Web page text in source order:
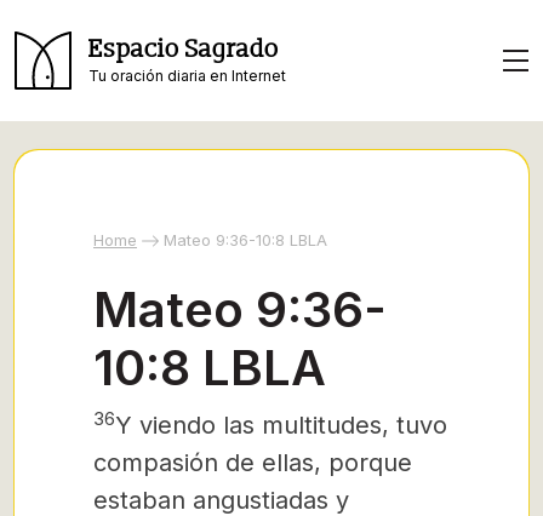
Espacio Sagrado
Tu oración diaria en Internet
Home Mateo 9:36-10:8 LBLA
Mateo 9:36-
10:8 LBLA
36Y viendo las multitudes, tuvo
compasión de ellas, porque
estaban angustiadas y